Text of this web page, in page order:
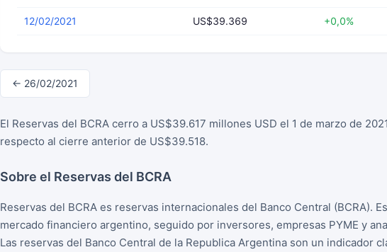
12/02/2021 US$39.369 +0,0%
← 26/02/2021
El Reservas del BCRA cerro a US$39.617 millones USD el 1 de marzo de
respecto al cierre anterior de US$39.518.
Sobre el Reservas del BCRA
Reservas del BCRA es reservas internacionales del Banco Central (BCRA).
mercado financiero argentino, seguido por inversores, empresas PYME y
Las reservas del Banco Central de la Republica Argentina son un indicador